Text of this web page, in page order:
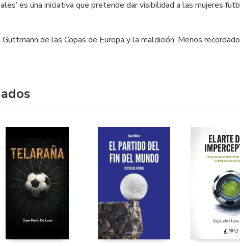
es una iniciativa que pretende dar visibilidad a las mujeres
de las Copas de Europa y la maldición. Menos